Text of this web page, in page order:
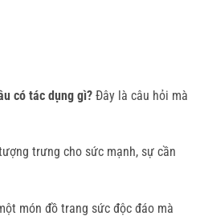
có tác dụng gì? Đây là câu hỏi mà
trưng cho sức mạnh, sự cần
món đồ trang sức độc đáo mà